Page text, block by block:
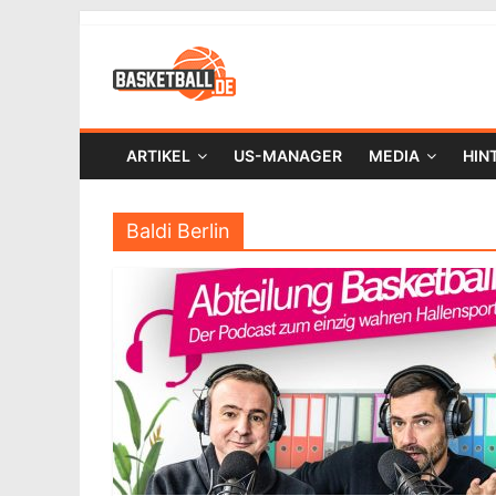
ARTIKEL US-MANAGER MEDIA
Baldi Berlin